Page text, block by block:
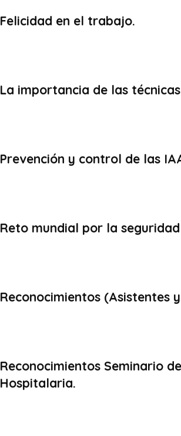
Felicidad en el trabajo.
La importancia de las
Prevención y control de las
Reto mundial por la
Reconocimientos (Asistentes
Reconocimientos Seminario
Hospitalaria.